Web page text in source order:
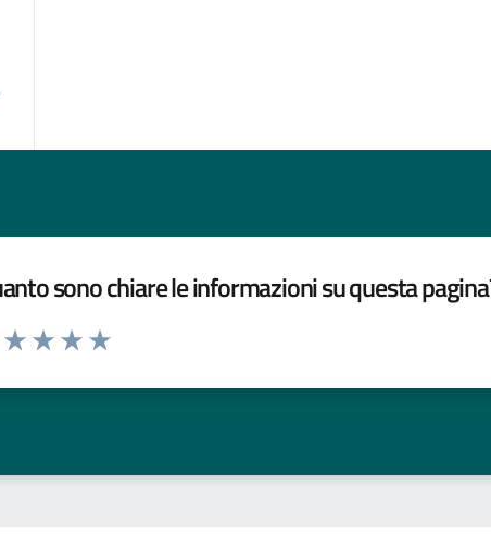
sono chiare le informazioni su questa
da 1 a 5 stelle la pagina